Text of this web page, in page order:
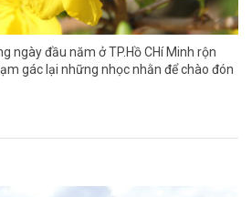
ngày đầu năm ở TP.Hồ CHí Minh rộn
gác lại những nhọc nhằn để chào đón